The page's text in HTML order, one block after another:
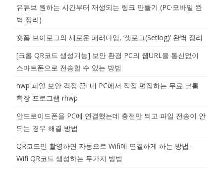
유튜브 원하는 시간부터 재생되는 링크 만들기 (PC·모바일 완
벽 정리)
숏폼 브이로그의 새로운 패러다임, ‘셋로그(Setlog)’ 완벽 정리
[크롬 QR코드 생성기능] 보안 환경 PC의 웹URL을 통신없이
스마트폰으로 전송할 수 있는 방법
hwp 파일 보안 걱정 끝! 내 PC에서 직접 편집하는 무료 크롬
확장 프로그램 rhwp
안드로이드폰을 PC에 연결했는데 충전만 되고 파일 전송이 안
되는 경우 해결 방법
QR코드만 촬영하면 자동으로 Wifi에 연결하게 하는 방법 –
Wifi QR코드 생성하는 두가지 방법